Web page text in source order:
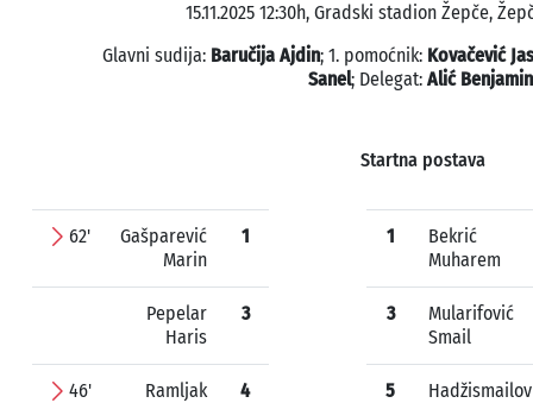
15.11.2025 12:30h, Gradski stadion Žepče,
Glavni sudija: Baručija Ajdin; 1. pomoćnik: Kovačević
Sanel; Delegat: Alić Benjamin
Startna postava
62'
Gašparević
Marin
1
Pepelar
Haris
3
46'
Ramljak
4
1
Bekrić
Muharem
3
Mularifović
Smail
5